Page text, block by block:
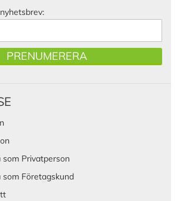
PRENUMERERA
Privatperson
Företagskund